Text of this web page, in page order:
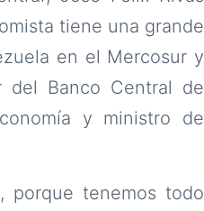
tiene una grande
en el Mercosur y
del Banco Central de
y ministro de
porque tenemos todo